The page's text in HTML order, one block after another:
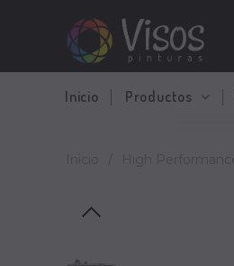
Inicio Productos